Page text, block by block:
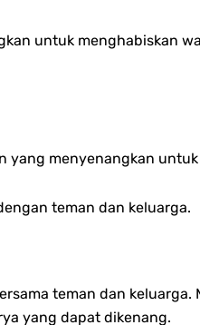
untuk menghabiskan
yang menyenangkan untuk
teman dan keluarga.
teman dan keluarga.
yang dapat dikenang.